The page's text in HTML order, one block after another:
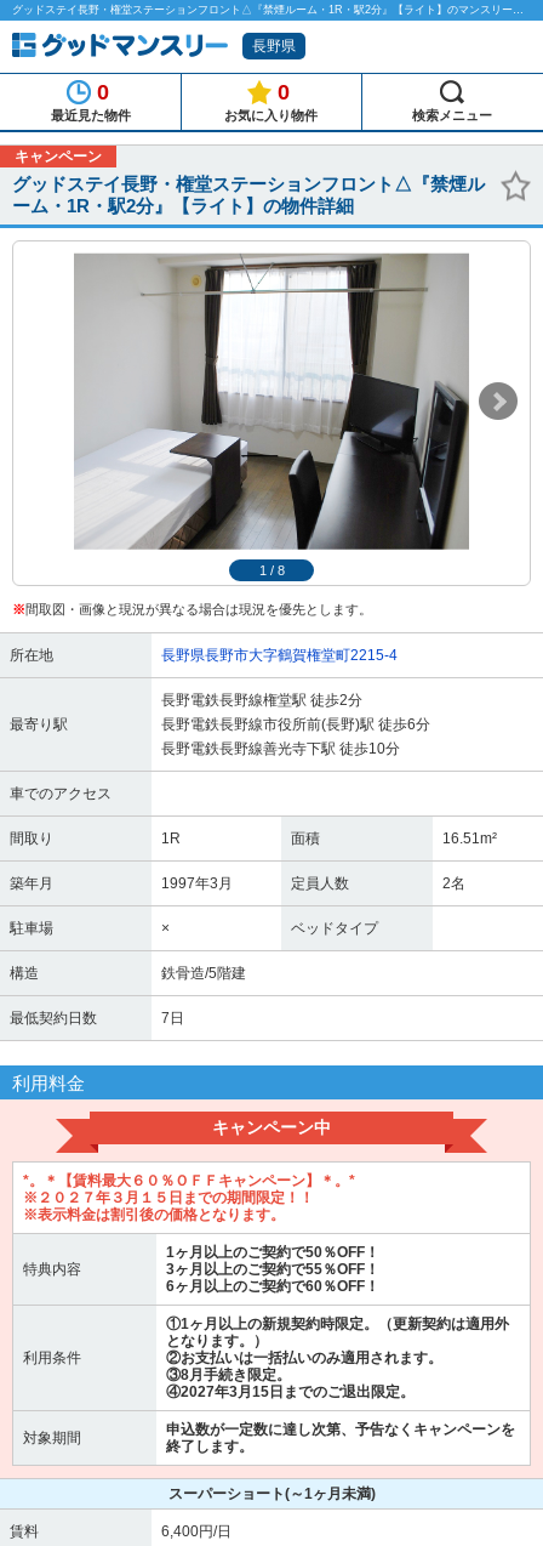
グッドステイ長野・権堂ステーションフロント△『禁煙ルーム・1R・駅2分』【ライト】のマンスリーマンション物件詳細「グッドマンスリー」
長野県
0
最近見た物件
0
お気に入り物件 検索メニュー
キャンペーン
グッドステイ長野・権堂ステーションフロント△『禁煙ル
ーム・1R・駅2分』【ライト】の物件詳細
1 / 8
※間取図・画像と現況が異なる場合は現況を優先とします。
所在地 長野県長野市大字鶴賀権堂町2215-4
最寄り駅
長野電鉄長野線権堂駅 徒歩2分
長野電鉄長野線市役所前(長野)駅 徒歩6分
長野電鉄長野線善光寺下駅 徒歩10分
車でのアクセス
間取り 1R 面積 16.51m²
築年月 1997年3月 定員人数 2名
駐車場 × ベッドタイプ
構造 鉄骨造/5階建
最低契約日数 7日
利用料金
キャンペーン中
*。＊【賃料最大６０％ＯＦＦキャンペーン】＊。*
※２０２７年３月１５日までの期間限定！！
※表示料金は割引後の価格となります。
特典内容
1ヶ月以上のご契約で50％OFF！
3ヶ月以上のご契約で55％OFF！
6ヶ月以上のご契約で60％OFF！
利用条件
①1ヶ月以上の新規契約時限定。（更新契約は適用外
となります。）
②お支払いは一括払いのみ適用されます。
③8月手続き限定。
④2027年3月15日までのご退出限定。
対象期間
申込数が一定数に達し次第、予告なくキャンペーンを
終了します。
スーパーショート(～1ヶ月未満)
賃料 6,400円/日